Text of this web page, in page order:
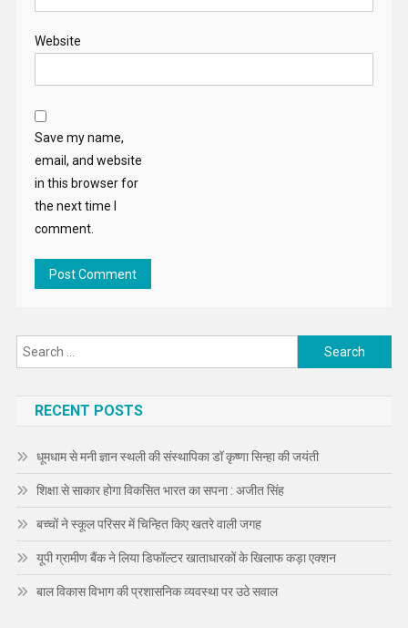
Website
Save my name,
email, and website
in this browser for
the next time I
comment.
Search
for:
RECENT POSTS
धूमधाम से मनी ज्ञान स्थली की संस्थापिका डॉ कृष्णा सिन्हा की जयंती
शिक्षा से साकार होगा विकसित भारत का सपना : अजीत सिंह
बच्चों ने स्कूल परिसर में चिन्हित किए खतरे वाली जगह
यूपी ग्रामीण बैंक ने लिया डिफॉल्टर खाताधारकों के खिलाफ कड़ा एक्शन
बाल विकास विभाग की प्रशासनिक व्यवस्था पर उठे सवाल